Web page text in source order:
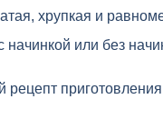
хрупкая и
или без
рецепт